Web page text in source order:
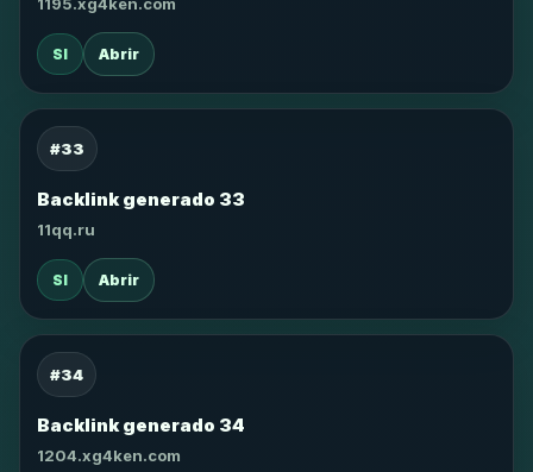
SI Abrir
#33
Backlink generado 33
11qq.ru
SI Abrir
#34
Backlink generado 34
1204.xg4ken.com